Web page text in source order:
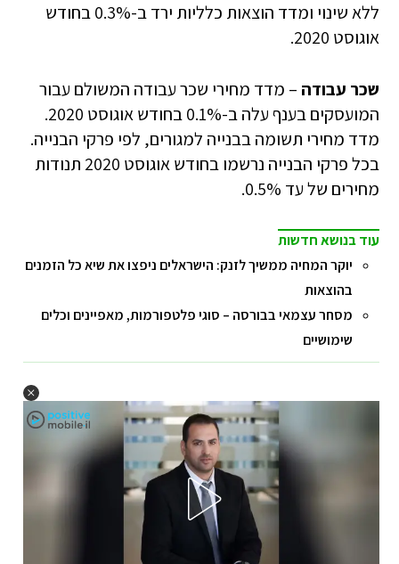
ללא שינוי ומדד הוצאות כלליות ירד ב-0.3% בחודש
אוגוסט 2020.
שכר עבודה – מדד מחירי שכר עבודה המשולם עבור
המועסקים בענף עלה ב-0.1% בחודש אוגוסט 2020.
מדד מחירי תשומה בבנייה למגורים, לפי פרקי הבנייה.
בכל פרקי הבנייה נרשמו בחודש אוגוסט 2020 תנודות
מחירים של עד 0.5%.
עוד בנושא חדשות
יוקר המחיה ממשיך לזנק: הישראלים ניפצו את שיא כל הזמנים
בהוצאות
מסחר עצמאי בבורסה – סוגי פלטפורמות, מאפיינים וכלים
שימושיים